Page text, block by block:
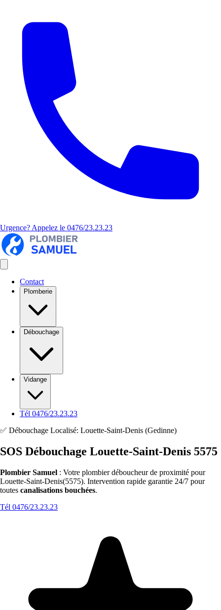
Urgence? Appelez le 0476/23.23.23
Contact
Plomberie
Débouchage
Vidange
Tél 0476/23.23.23
✅ Débouchage Localisé: Louette-Saint-Denis (Gedinne)
SOS Débouchage Louette-Saint-Denis 5575
Plombier Samuel : Votre plombier déboucheur de proximité pour
Louette-Saint-Denis(5575). Intervention rapide garantie 24/7 pour
toutes canalisations bouchées.
Tél 0476/23.23.23